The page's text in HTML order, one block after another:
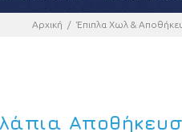
Αρχική Έπιπλα Χωλ &